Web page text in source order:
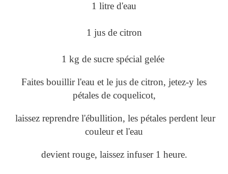
1 litre d'eau
1 jus de citron
1 kg de sucre spécial gelée
Faites bouillir l'eau et le jus de citron, jetez-y les
pétales de coquelicot,
laissez reprendre l'ébullition, les pétales perdent leur
couleur et l'eau
devient rouge, laissez infuser 1 heure.